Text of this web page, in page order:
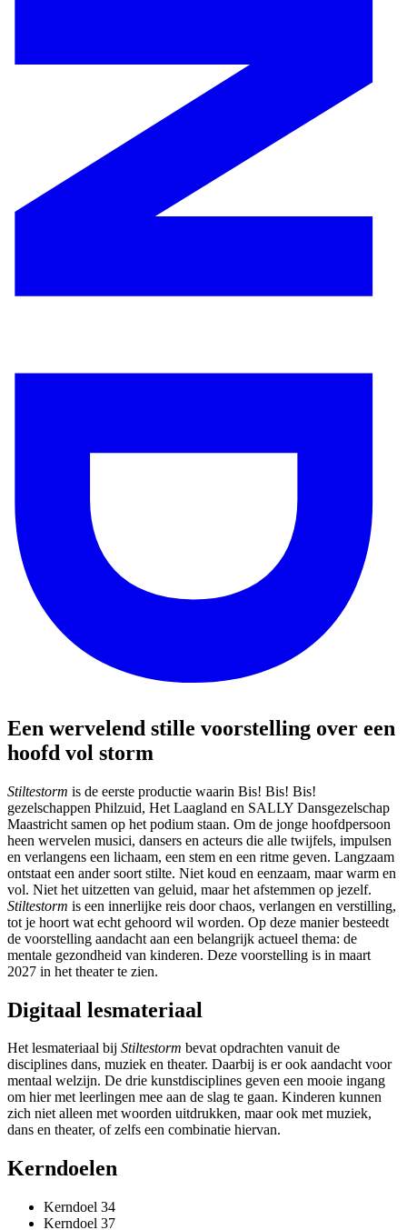
Een wervelend stille voorstelling over een
hoofd vol storm
Stiltestorm is de eerste productie waarin Bis! Bis! Bis!
gezelschappen Philzuid, Het Laagland en SALLY Dansgezelschap
Maastricht samen op het podium staan. Om de jonge hoofdpersoon
heen wervelen musici, dansers en acteurs die alle twijfels, impulsen
en verlangens een lichaam, een stem en een ritme geven. Langzaam
ontstaat een ander soort stilte. Niet koud en eenzaam, maar warm en
vol. Niet het uitzetten van geluid, maar het afstemmen op jezelf.
Stiltestorm is een innerlijke reis door chaos, verlangen en verstilling,
tot je hoort wat echt gehoord wil worden. Op deze manier besteedt
de voorstelling aandacht aan een belangrijk actueel thema: de
mentale gezondheid van kinderen. Deze voorstelling is in maart
2027 in het theater te zien.
Digitaal lesmateriaal
Het lesmateriaal bij Stiltestorm bevat opdrachten vanuit de
disciplines dans, muziek en theater. Daarbij is er ook aandacht voor
mentaal welzijn. De drie kunstdisciplines geven een mooie ingang
om hier met leerlingen mee aan de slag te gaan. Kinderen kunnen
zich niet alleen met woorden uitdrukken, maar ook met muziek,
dans en theater, of zelfs een combinatie hiervan.
Kerndoelen
Kerndoel 34
Kerndoel 37